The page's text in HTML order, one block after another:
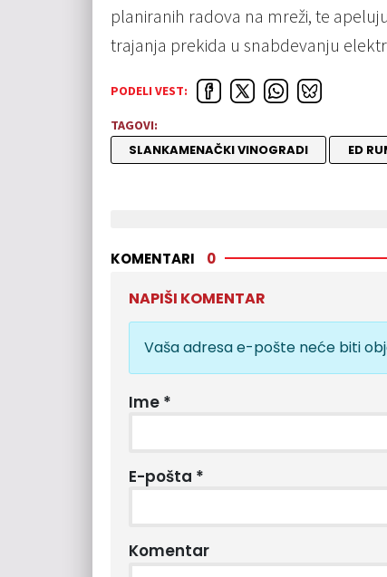
planiranih radova na mreži, te
trajanja prekida u snabdevanju
PODELI VEST:
TAGOVI:
SLANKAMENAČKI VINOGRADI ED
KOMENTARI 0
NAPIŠI KOMENTAR
Vaša adresa e-pošte neće biti
Ime *
E-pošta *
Komentar